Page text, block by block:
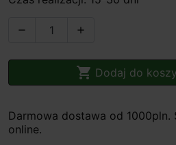
 
 Dodaj do
Darmowa dostawa od 1000pln.
online.